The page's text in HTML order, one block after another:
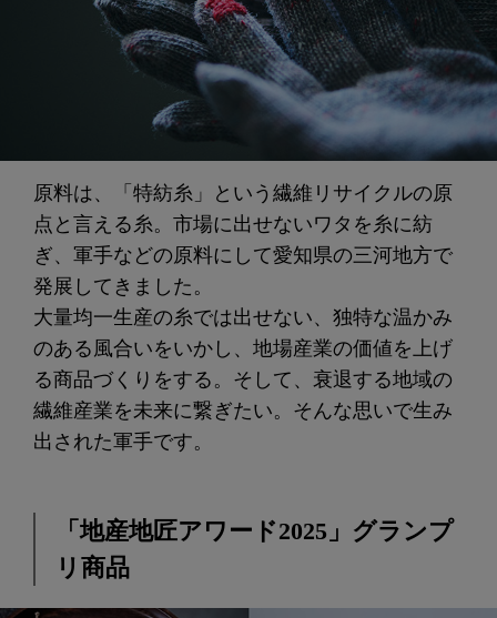
原料は、「特紡糸」という繊維リサイクルの原
点と言える糸。市場に出せないワタを糸に紡
ぎ、軍手などの原料にして愛知県の三河地方で
発展してきました。
大量均一生産の糸では出せない、独特な温かみ
のある風合いをいかし、地場産業の価値を上げ
る商品づくりをする。そして、衰退する地域の
繊維産業を未来に繋ぎたい。そんな思いで生み
出された軍手です。
「地産地匠アワード2025」グランプ
リ商品